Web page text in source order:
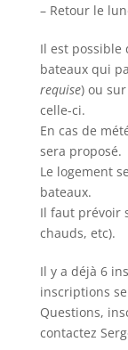
– Retour le
Il est possible
bateaux qui
requise) ou
celle-ci.
En cas de
sera proposé.
Le logement
bateaux.
Il faut prévoir
chauds, etc).
Il y a déjà 6
inscriptions
Questions,
contactez